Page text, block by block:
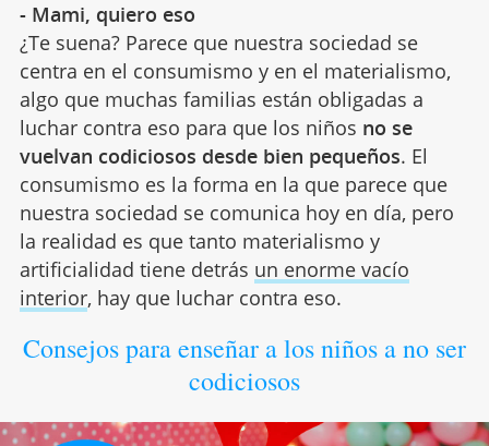
- Mami, quiero eso
¿Te suena? Parece que nuestra sociedad se
centra en el consumismo y en el materialismo,
algo que muchas familias están obligadas a
luchar contra eso para que los niños no se
vuelvan codiciosos desde bien pequeños. El
consumismo es la forma en la que parece que
nuestra sociedad se comunica hoy en día, pero
la realidad es que tanto materialismo y
artificialidad tiene detrás un enorme vacío
interior, hay que luchar contra eso.
Consejos para enseñar a los niños a no ser
codiciosos